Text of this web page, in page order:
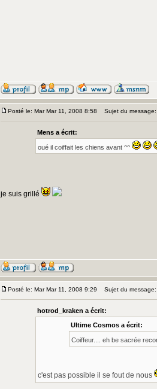
Posté le: Mar Mar 11, 2008 8:58 Sujet du message:
Mens a écrit:
oué il coiffait les chiens avant ^^
je suis grillé
Posté le: Mar Mar 11, 2008 9:29 Sujet du message:
hotrod_kraken a écrit:
Ultime Cosmos a écrit:
Coiffeur.... eh be sacrée
c'est pas possible il se fout de nous